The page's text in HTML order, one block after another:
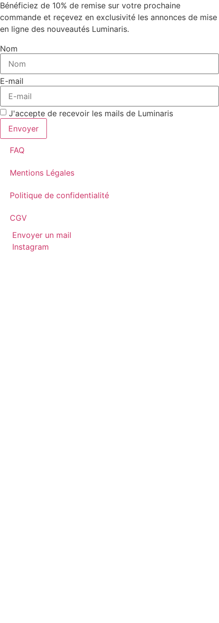
Bénéficiez de 10% de remise sur votre prochaine
commande et reçevez en exclusivité les annonces de mise
en ligne des nouveautés Luminaris.
Nom
E-mail
J'accepte de recevoir les mails de Luminaris
Envoyer
FAQ
Mentions Légales
Politique de confidentialité
CGV
Envoyer un mail
Instagram